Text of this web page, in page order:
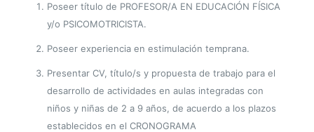
Poseer título de PROFESOR/A EN EDUCACIÓN FÍSICA
y/o PSICOMOTRICISTA.
Poseer experiencia en estimulación temprana.
Presentar CV, título/s y propuesta de trabajo para el
desarrollo de actividades en aulas integradas con
niños y niñas de 2 a 9 años, de acuerdo a los plazos
establecidos en el CRONOGRAMA